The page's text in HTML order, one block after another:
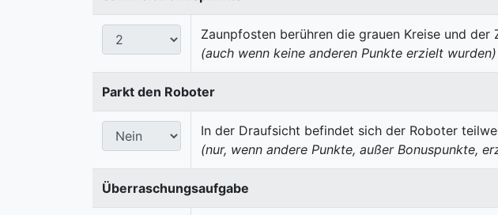
Zaunpfosten berühren die grauen Kreise und der
(auch wenn keine anderen Punkte erzielt wurden)
Parkt den Roboter
In der Draufsicht befindet sich der Roboter
(nur, wenn andere Punkte, außer Bonuspunkte,
Überraschungsaufgabe